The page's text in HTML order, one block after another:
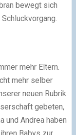
bewegt sich
mehr Eltern.
mehr selber
neuen Rubrik
gebeten,
und Andrea haben